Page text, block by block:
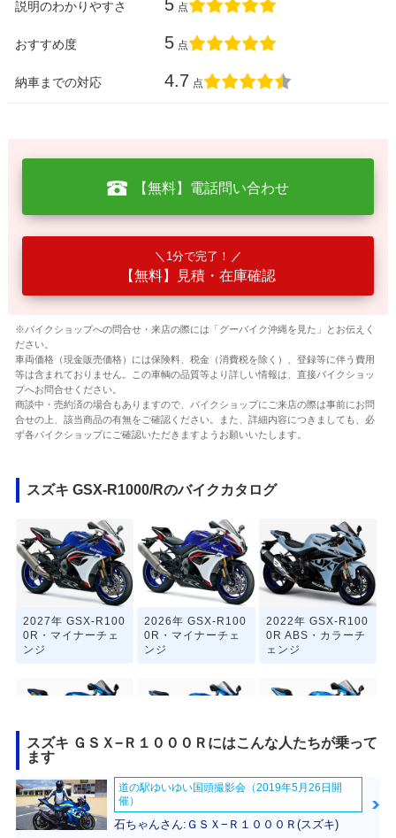
説明のわかりやすさ 5 点
おすすめ度 5 点
納車までの対応 4.7 点
【無料】電話問い合わせ
1分で完了！
【無料】見積・在庫確認
※バイクショップへの問合せ・来店の際には「グーバイク沖縄を見た」とお伝えく
ださい。
車両価格（現金販売価格）には保険料、税金（消費税を除く）、登録等に伴う費用
等は含まれておりません。この車輌の品質等より詳しい情報は、直接バイクショッ
プへお問合せください。
商談中・売約済の場合もありますので、バイクショップにご来店の際は事前にお問
合せの上、該当商品の有無をご確認ください。また、詳細内容につきましても、必
ず各バイクショップにご確認いただきますようお願いいたします。
スズキ GSX-R1000/Rのバイクカタログ
2027年 GSX-R100
0R・マイナーチェ
ンジ
2026年 GSX-R100
0R・マイナーチェ
ンジ
2022年 GSX-R100
0R ABS・カラーチ
ェンジ
2021年 GSX-R100
0R ABS・カラーチ
ェンジ
2020年 GSX-R100
0R ABS・特別・限
定仕様
2019年 GSX-R100
0R ABS・マイナー
チェンジ
スズキ ＧＳＸ−Ｒ１０００Ｒにはこんな人たちが乗って
ます
道の駅ゆいゆい国頭撮影会（2019年5月26日開
催）
石ちゃんさん:ＧＳＸ−Ｒ１０００Ｒ(スズキ)